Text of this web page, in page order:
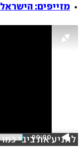
מזייפים:
00:00
להניע את ביבי